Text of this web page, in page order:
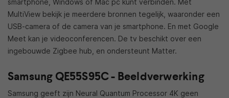
MultiView bekijk je meerdere bronnen tegelijk, waaronder een
USB-camera of de camera van je smartphone. En met Google
Meet kan je videoconferencen. De tv beschikt over een
ingebouwde Zigbee hub, en ondersteunt Matter.
Samsung QE55S95C - Beeldverwerking
Samsung geeft zijn Neural Quantum Processor 4K geen